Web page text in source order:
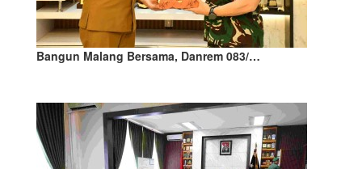
Bangun Malang Bersama, Danrem 083/…